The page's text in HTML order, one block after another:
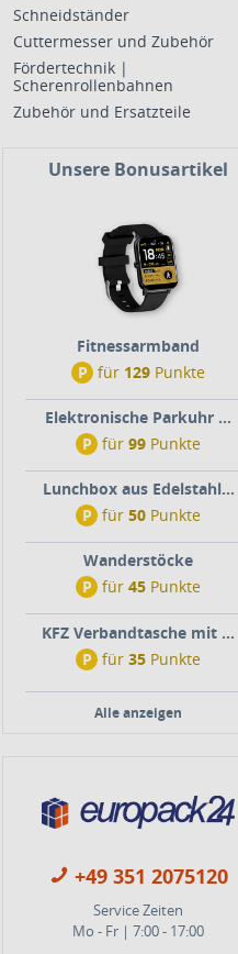
Schneidständer
Cuttermesser und Zubehör
Fördertechnik |
Scherenrollenbahnen
Zubehör und Ersatzteile
Unsere Bonusartikel
Fitnessarmband
P für 129 Punkte
Elektronische Parkuhr ...
P für 99 Punkte
Lunchbox aus Edelstahl...
P für 50 Punkte
Wanderstöcke
P für 45 Punkte
KFZ Verbandtasche mit ...
P für 35 Punkte
Alle anzeigen
+49 351 2075120
Service Zeiten
Mo - Fr | 7:00 - 17:00